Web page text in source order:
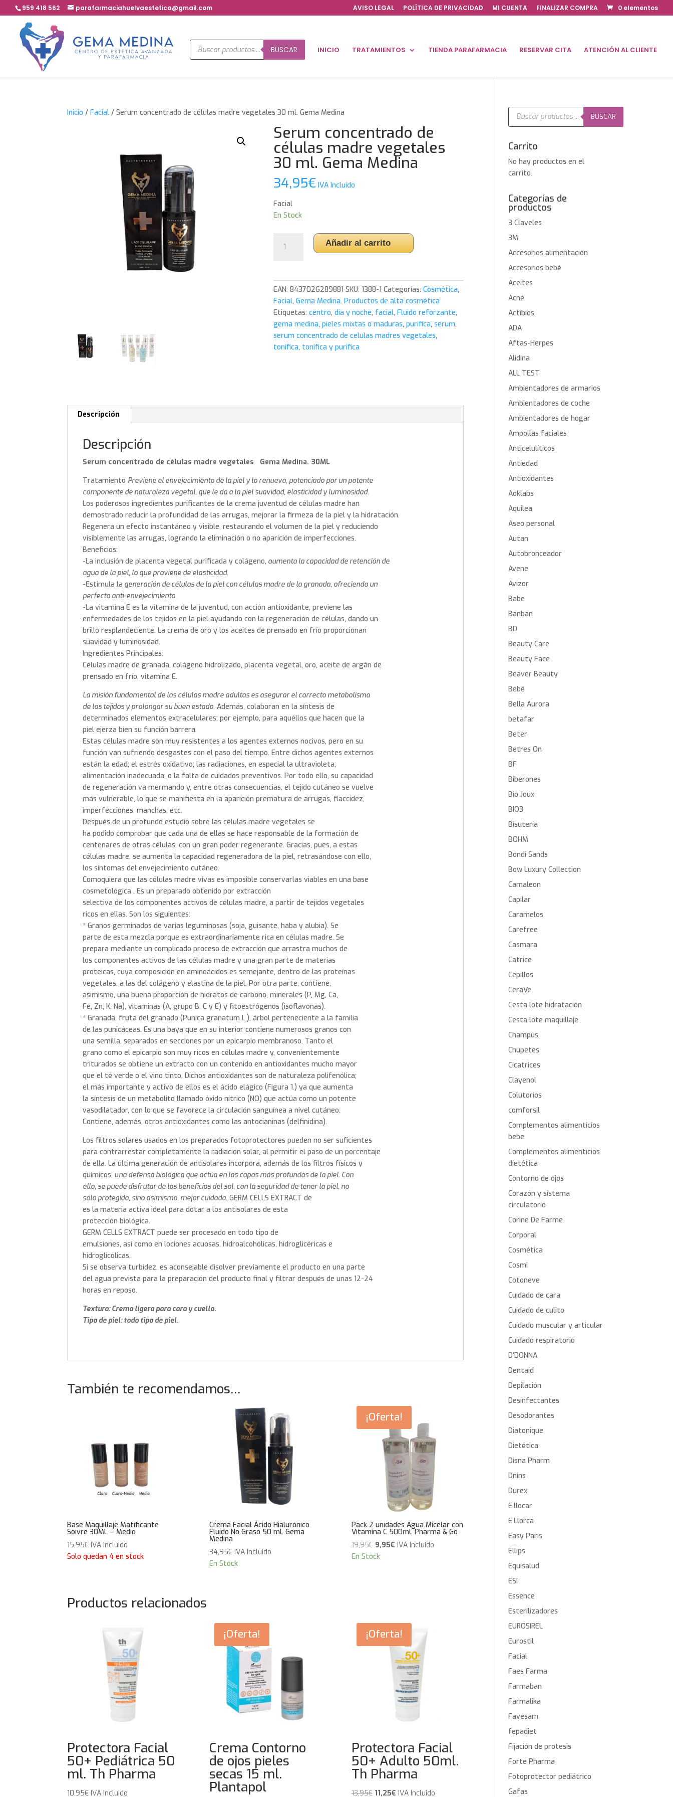
959 418 562 parafarmaciahuelvaestetica@gmail.com AVISO LEGAL POLÍTICA DE PRIVACIDAD MI CUENTA FINALIZAR COMPRA 0 elementos
Búsqueda
de
productos
BUSCAR INICIO TRATAMIENTOS TIENDA PARAFARMACIA RESERVAR CITA ATENCIÓN AL CLIENTE
Inicio /Facial / Serum concentrado de células madre vegetales 30 ml. Gema Medina
Serum concentrado de
células madre vegetales
30 ml. Gema Medina
34,95€ IVA Incluido
Facial
En Stock
concentrado
madre
vegetales
30
Gema
Medina
cantidad
Añadir al carrito
EAN:8437026289881 SKU:1388-1 Categorías:Cosmética,
Facial,Gema Medina. Productos de alta cosmética
Etiquetas:centro,día y noche, facial,Fluido reforzante,
gema medina,pieles mixtas o maduras,purifica,serum,
serum concentrado de celulas madres vegetales,
tonifica, tonifica y purifica
Descripción
Descripción
Serum concentrado de células madre vegetales Gema Medina. 30ML
Tratamiento Previene el envejecimiento de la piel y lo renueva, potenciado por un potente
componente de naturaleza vegetal, que le da a la piel suavidad, elasticidad y luminosidad.
Los poderosos ingredientes purificantes de la crema juventud de células madre han
demostrado reducir la profundidad de las arrugas, mejorar la firmeza de la piel y la hidratación.
Regenera un efecto instantáneo y visible, restaurando el volumen de la piel y reduciendo
visiblemente las arrugas, logrando la eliminación o no aparición de imperfecciones.
Beneficios:
-La inclusión de placenta vegetal purificada y colágeno, aumenta la capacidad de retención de
agua de la piel, lo que proviene de elasticidad.
-Estimula la generación de células de la piel con células madre de la granada, ofreciendo un
perfecto anti-envejecimiento.
-La vitamina E es la vitamina de la juventud, con acción antioxidante, previene las
enfermedades de los tejidos en la piel ayudando con la regeneración de células, dando un
brillo resplandeciente. La crema de oro y los aceites de prensado en frío proporcionan
suavidad y luminosidad.
Ingredientes Principales:
Células madre de granada, colágeno hidrolizado, placenta vegetal, oro, aceite de argán de
prensado en frío, vitamina E.
La misión fundamental de las células madre adultas es asegurar el correcto metabolismo
de los tejidos y prolongar su buen estado. Además, colaboran en la síntesis de
determinados elementos extracelulares; por ejemplo, para aquéllos que hacen que la
piel ejerza bien su función barrera.
Estas células madre son muy resistentes a los agentes externos nocivos, pero en su
función van sufriendo desgastes con el paso del tiempo. Entre dichos agentes externos
están la edad; el estrés oxidativo; las radiaciones, en especial la ultravioleta;
alimentación inadecuada; o la falta de cuidados preventivos. Por todo ello, su capacidad
de regeneración va mermando y, entre otras consecuencias, el tejido cutáneo se vuelve
más vulnerable, lo que se manifiesta en la aparición prematura de arrugas, flaccidez,
imperfecciones, manchas, etc.
Después de un profundo estudio sobre las células madre vegetales se
ha podido comprobar que cada una de ellas se hace responsable de la formación de
centenares de otras células, con un gran poder regenerante. Gracias, pues, a estas
células madre, se aumenta la capacidad regeneradora de la piel, retrasándose con ello,
los síntomas del envejecimiento cutáneo.
Comoquiera que las células madre vivas es imposible conservarlas viables en una base
cosmetológica . Es un preparado obtenido por extracción
selectiva de los componentes activos de células madre, a partir de tejidos vegetales
ricos en ellas. Son los siguientes:
* Granos germinados de varias leguminosas (soja, guisante, haba y alubia). Se
parte de esta mezcla porque es extraordinariamente rica en células madre. Se
prepara mediante un complicado proceso de extracción que arrastra muchos de
los componentes activos de las células madre y una gran parte de materias
proteicas, cuya composición en aminoácidos es semejante, dentro de las proteínas
vegetales, a las del colágeno y elastina de la piel. Por otra parte, contiene,
asimismo, una buena proporción de hidratos de carbono, minerales (P, Mg, Ca,
Fe, Zn, K, Na), vitaminas (A, grupo B, C y E) y fitoestrógenos (isoflavonas).
* Granada, fruta del granado (Punica granatum L.), árbol perteneciente a la familia
de las punicáceas. Es una baya que en su interior contiene numerosos granos con
una semilla, separados en secciones por un epicarpio membranoso. Tanto el
grano como el epicarpio son muy ricos en células madre y, convenientemente
triturados se obtiene un extracto con un contenido en antioxidantes mucho mayor
que el té verde o el vino tinto. Dichos antioxidantes son de naturaleza polifenólica;
el más importante y activo de ellos es el ácido elágico (Figura 1.) ya que aumenta
la síntesis de un metabolito llamado óxido nítrico (NO) que actúa como un potente
vasodilatador, con lo que se favorece la circulación sanguínea a nivel cutáneo.
Contiene, además, otros antioxidantes como las antocianinas (delfinidina).
Los filtros solares usados en los preparados fotoprotectores pueden no ser suficientes
para contrarrestar completamente la radiación solar, al permitir el paso de un porcentaje
de ella. La última generación de antisolares incorpora, además de los filtros físicos y
químicos, una defensa biológica que actúa en las capas más profundas de la piel. Con
ello, se puede disfrutar de los beneficios del sol, con la seguridad de tener la piel, no
sólo protegida, sino asimismo, mejor cuidada. GERM CELLS EXTRACT de
es la materia activa ideal para dotar a los antisolares de esta
protección biológica.
GERM CELLS EXTRACT puede ser procesado en todo tipo de
emulsiones, así como en lociones acuosas, hidroalcohólicas, hidroglicéricas e
hidroglicólicas.
Si se observa turbidez, es aconsejable disolver previamente el producto en una parte
del agua prevista para la preparación del producto final y filtrar después de unas 12-24
horas en reposo.
Textura: Crema ligera para cara y cuello.
Tipo de piel: todo tipo de piel.
También te recomendamos…
Base Maquillaje Matificante
Soivre 30ML –Medio
15,95€ IVA Incluido
Solo quedan 4 en stock
Crema Facial Ácido Hialurónico
Fluido No Graso 50 ml. Gema
Medina
34,95€ IVA Incluido
En Stock
¡Oferta!
Pack 2 unidades Agua Micelar con
Vitamina C 500ml. Pharma & Go
19,95€ El
precio
9,95€ElIVA Incluido
En Stock
Productos relacionados
Protectora Facial
50+ Pediátrica 50
ml. Th Pharma
10,95€ IVA Incluido
¡Oferta!
Crema Contorno
de ojos pieles
secas 15 ml.
Plantapol
¡Oferta!
Protectora Facial
50+ Adulto 50ml.
Th Pharma
13,95€ El
11,25€ElIVA Incluido
Búsqueda
productos
BUSCAR
Carrito
No hay productos en el
carrito.
Categorías de
productos
3 Claveles
3M
Accesorios alimentación
Accesorios bebé
Aceites
Acné
Actibios
ADA
Aftas-Herpes
Alidina
ALL TEST
Ambientadores de armarios
Ambientadores de coche
Ambientadores de hogar
Ampollas faciales
Anticelulíticos
Antiedad
Antioxidantes
Aoklabs
Aquilea
Aseo personal
Autan
Autobronceador
Avene
Avizor
Babe
Banban
BD
Beauty Care
Beauty Face
Beaver Beauty
Bebé
Bella Aurora
betafar
Beter
Betres On
BF
Biberones
Bio Joux
BIO3
Bisuteria
BOHM
Bondi Sands
Bow Luxury Collection
Camaleon
Capilar
Caramelos
Carefree
Casmara
Catrice
Cepillos
CeraVe
Cesta lote hidratación
Cesta lote maquillaje
Champús
Chupetes
Cicatrices
Clayenol
Colutorios
comforsil
Complementos alimenticios
bebe
Complementos alimenticios
dietética
Contorno de ojos
Corazón y sistema
circulatorio
Corine De Farme
Corporal
Cosmética
Cosmi
Cotoneve
Cuidado de cara
Cuidado de culito
Cuidado muscular y articular
Cuidado respiratorio
D’DONNA
Dentaid
Depilación
Desinfectantes
Desodorantes
Diatonique
Dietética
Disna Pharm
Dnins
Durex
E.llocar
E.Llorca
Easy Paris
Ellips
Equisalud
ESI
Essence
Esterilizadores
EUROSIREL
Eurostil
Facial
Faes Farma
Farmaban
Farmalika
Favesam
fepadiet
Fijación de protesis
Forte Pharma
Fotoprotector pediátrico
Gafas